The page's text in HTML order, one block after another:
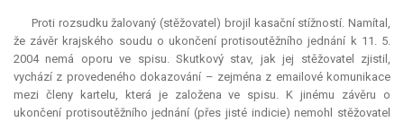
Proti rozsudku žalovaný (stěžovatel) brojil kasační stížností. Namítal,
že závěr krajského soudu o ukončení protisoutěžního jednání k 11. 5.
2004 nemá oporu ve spisu. Skutkový stav, jak jej stěžovatel zjistil,
vychází z provedeného dokazování – zejména z emailové komunikace
mezi členy kartelu, která je založena ve spisu. K jinému závěru o
ukončení protisoutěžního jednání (přes jisté indicie) nemohl stěžovatel